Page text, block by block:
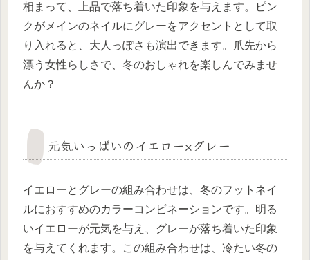
相まって、上品で落ち着いた印象を与えます。ピン
クがメインのネイルにグレーをアクセントとして取
り入れると、大人っぽさも演出できます。爪先から
漂う女性らしさで、冬のおしゃれを楽しんでみませ
んか？
元気いっぱいのイエロー×グレー
イエローとグレーの組み合わせは、冬のフットネイ
ルにおすすめのカラーコンビネーションです。明る
いイエローが元気を与え、グレーが落ち着いた印象
を与えてくれます。この組み合わせは、冷たい冬の